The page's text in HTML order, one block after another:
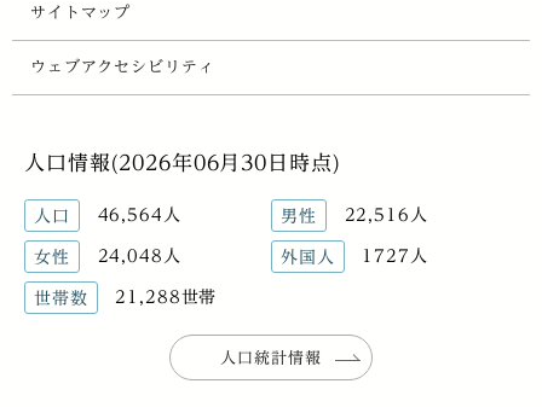
サイトマップ
ウェブアクセシビリティ
人口情報(2026年06月30日時点)
人口 46,564人 男性 22,516人
女性 24,048人 外国人 1727人
世帯数 21,288世帯
人口統計情報